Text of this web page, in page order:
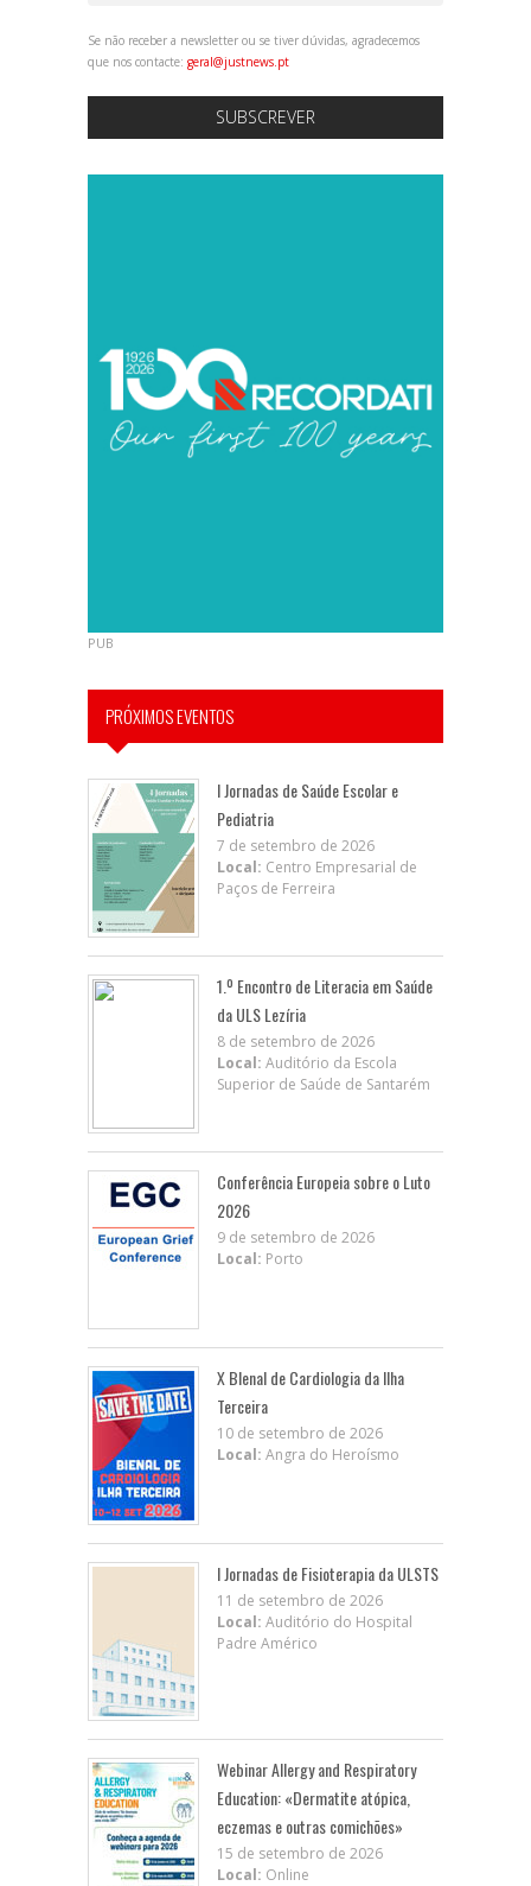
Se não receber a newsletter ou se tiver dúvidas, agradecemos
que nos contacte: geral@justnews.pt
SUBSCREVER
PUB
PRÓXIMOS EVENTOS
I Jornadas de Saúde Escolar e
Pediatria
7 de setembro de 2026
Local: Centro Empresarial de
Paços de Ferreira
1.º Encontro de Literacia em Saúde
da ULS Lezíria
8 de setembro de 2026
Local: Auditório da Escola
Superior de Saúde de Santarém
Conferência Europeia sobre o Luto
2026
9 de setembro de 2026
Local: Porto
X BIenal de Cardiologia da Ilha
Terceira
10 de setembro de 2026
Local: Angra do Heroísmo
I Jornadas de Fisioterapia da ULSTS
11 de setembro de 2026
Local: Auditório do Hospital
Padre Américo
Webinar Allergy and Respiratory
Education: «Dermatite atópica,
eczemas e outras comichões»
15 de setembro de 2026
Local: Online